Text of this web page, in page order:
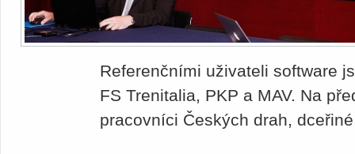
Referenčními uživateli software
FS Trenitalia, PKP a MAV. Na
pracovníci Českých drah,